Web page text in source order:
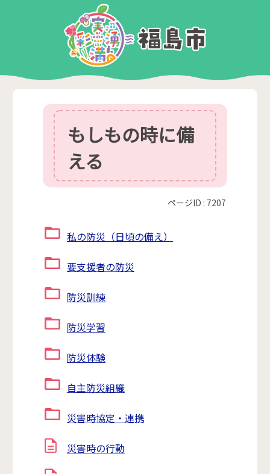
もしもの時に備
える
ページID : 7207
私の防災（日頃の備え）
要支援者の防災
防災訓練
防災学習
防災体験
自主防災組織
災害時協定・連携
災害時の行動